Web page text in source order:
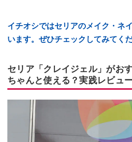
イチオシではセリアのメイク・ネ
います。ぜひチェックしてみてくだ
セリア「クレイジェル」がお
ちゃんと使える？実践レビュ